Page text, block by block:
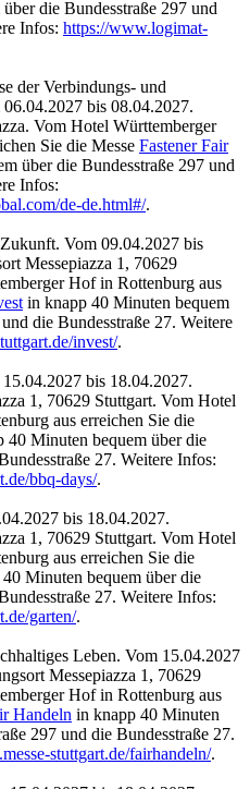
die Bundesstraße 297 und
Infos: https://www.logimat-
der Verbindungs- und
bis 08.04.2027.
Vom Hotel Württemberger
Sie die Messe Fastener Fair
über die Bundesstraße 297 und
Infos:
de-de.html#/.
Vom 09.04.2027 bis
Messepiazza 1, 70629
Hof in Rottenburg aus
in knapp 40 Minuten bequem
die Bundesstraße 27. Weitere
invest/.
bis 18.04.2027.
1, 70629 Stuttgart. Vom Hotel
aus erreichen Sie die
40 Minuten bequem über die
27. Weitere Infos:
bbq-days/.
bis 18.04.2027.
1, 70629 Stuttgart. Vom Hotel
aus erreichen Sie die
Minuten bequem über die
27. Weitere Infos:
garten/.
Leben. Vom 15.04.2027
Messepiazza 1, 70629
Hof in Rottenburg aus
Handeln in knapp 40 Minuten
297 und die Bundesstraße 27.
stuttgart.de/fairhandeln/.